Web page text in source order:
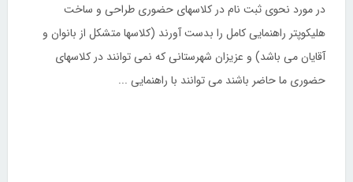
در مورد نحوی ثبت نام در کلاسهای حضوری طراحی و ساخت
هلیکوپتر راهنمایی کامل را بدست آورند (کلاسها متشکل از بانوان و
آقایان می باشد) و عزیزان شهرستانی که نمی توانند در کلاسهای
حضوری ما حاضر باشند می توانند با راهنمایی ...